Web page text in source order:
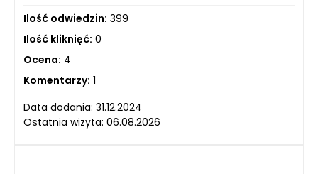
Ilość odwiedzin: 399
Ilość kliknięć: 0
Ocena: 4
Komentarzy: 1
Data dodania: 31.12.2024
Ostatnia wizyta: 06.08.2026